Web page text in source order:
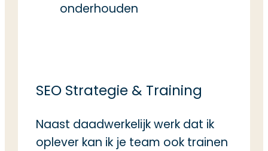
onderhouden
SEO Strategie & Training
Naast daadwerkelijk werk dat ik
oplever kan ik je team ook trainen